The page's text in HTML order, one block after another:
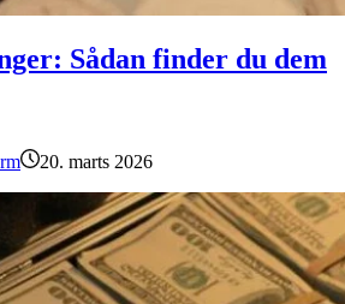
Sådan finder du dem
20. marts 2026